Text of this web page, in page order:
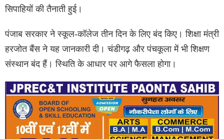
सिपाहियों की तैनाती हुई।
पंजाब सरकार ने स्कूल-कॉलेज तीन दिन के लिए बंद किए। शिक्षा मंत्री
हरजोत बैंस ने यह जानकारी दी। चंडीगढ़ और पंचकूला में भी शिक्षण
संस्थान बंद हैं। स्थिति के आधार पर आगे फैसला होगा।